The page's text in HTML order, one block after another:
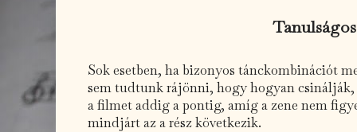
Tanulságos
Sok esetben, ha bizonyos tánckombinációt
sem tudtunk rájönni, hogy hogyan
a filmet addig a pontig, amíg a zene nem
mindjárt az a rész következik.